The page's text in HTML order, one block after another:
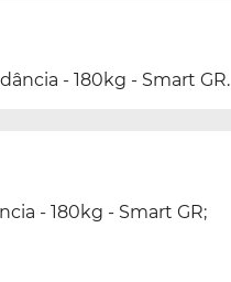
- 180kg - Smart GR.
- 180kg - Smart GR;